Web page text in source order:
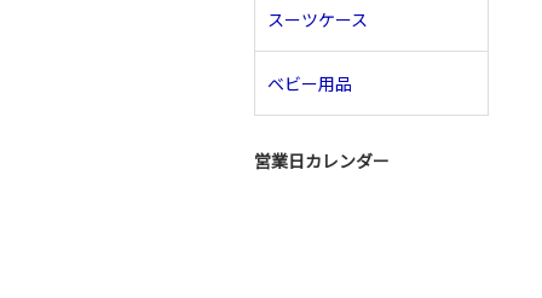
スーツケース
ベビー用品
営業日カレンダー